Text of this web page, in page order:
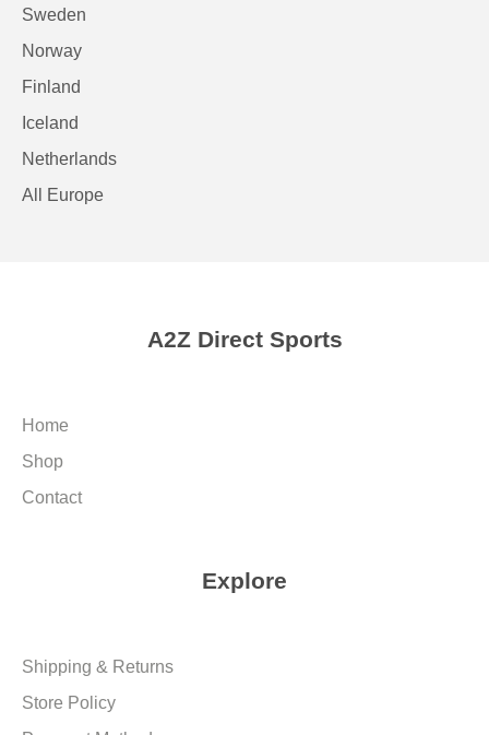
Sweden
Norway
Finland
Iceland
Netherlands
All Europe
A2Z Direct Sports
Home
Shop
Contact
Explore
Shipping & Returns
Store Policy